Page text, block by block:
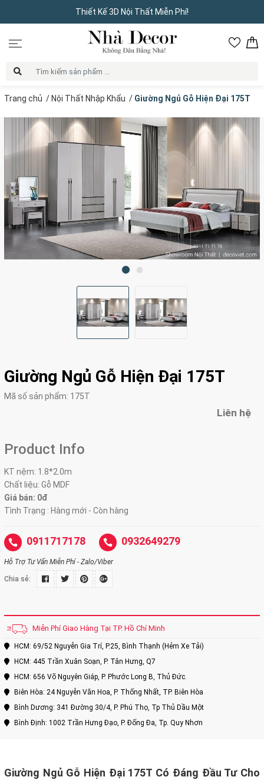
Thiết Kế 3D Nội Thất Miễn Phí!
Trang chủ / Nội Thất Nhập Khẩu / Giường Ngủ Gỗ Hiện Đại 175T
Giường Ngủ Gỗ Hiện Đại 175T
Mã số sản phẩm: 175T
Liên hệ
Product Info
KT nệm: 1.8*2.0m
Chất liệu: Gỗ MDF
Giá bán: 0đ
Tình Trạng : Hàng mới - Còn hàng
0911717178 0932649279
Hỗ Trợ Tư Vấn Miễn Phí - Zalo/Viber
Chia sẻ:
Miễn Phí Giao Hàng Tại TP. Hồ Chí Minh
HCM: 69/52 Nguyễn Gia Trí, P.25, Bình Thạnh (Hẻm Xe Tải)
HCM: 445 Trần Xuân Soạn, P. Tân Hưng, Q7
HCM: 656 Võ Nguyên Giáp, P. Phước Long B, Thủ Đức.
Biên Hòa: 24 Nguyễn Văn Hoa, P. Thống Nhất, TP. Biên Hòa
Bình Dương: 341 Đường 30/4, P. Phú Thọ, Tp Thủ Dầu Một
Bình Định: 1002 Trần Hưng Đạo, P. Đống Đa, Tp. Quy Nhơn
Giường Ngủ Gỗ Hiện Đại 175T Có Đáng Đầu Tư Cho